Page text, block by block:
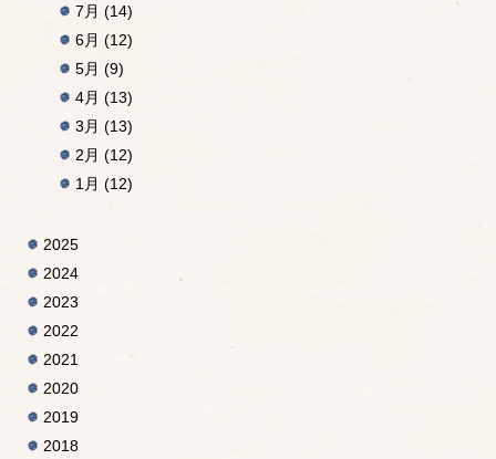
7月 (14)
6月 (12)
5月 (9)
4月 (13)
3月 (13)
2月 (12)
1月 (12)
2025
2024
2023
2022
2021
2020
2019
2018